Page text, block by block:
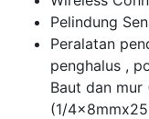
Pelindung
Peralatan
penghalus ,
Baut dan
(1/